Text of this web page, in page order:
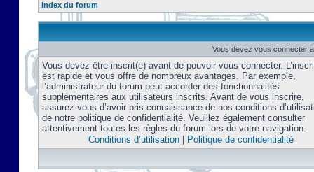
Index du forum
Vous devez vous connecter
Vous devez être inscrit(e) avant de pouvoir vous connecter.
est rapide et vous offre de nombreux avantages. Par exemple,
l’administrateur du forum peut accorder des fonctionnalités
supplémentaires aux utilisateurs inscrits. Avant de vous inscrire,
assurez-vous d’avoir pris connaissance de nos conditions
de notre politique de confidentialité. Veuillez également consulter
attentivement toutes les règles du forum lors de votre navigation.
Conditions d’utilisation| Politique de confidentialité